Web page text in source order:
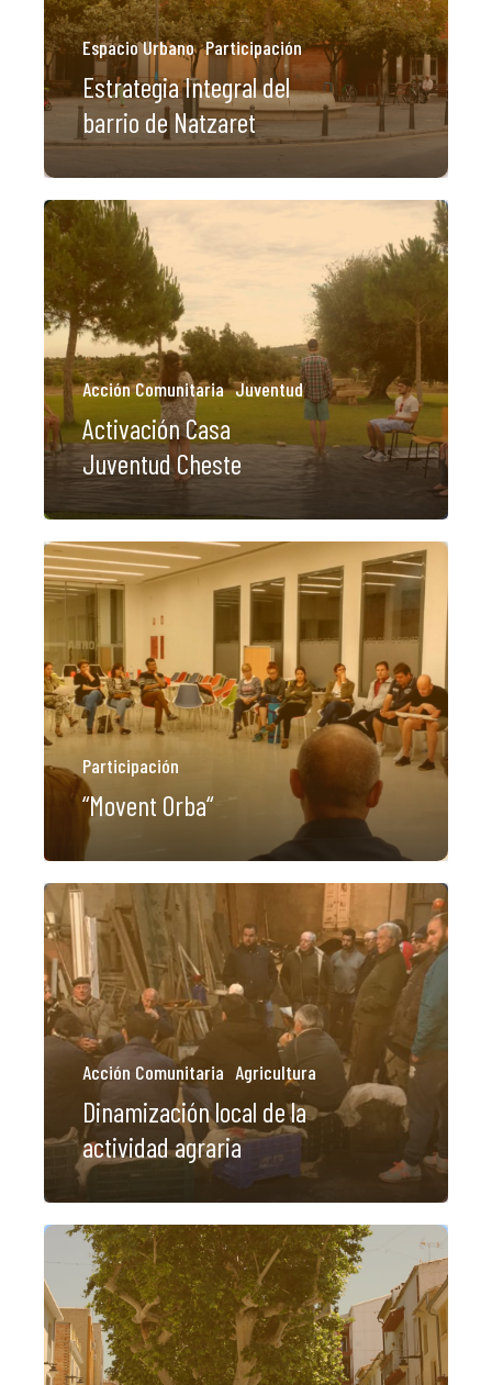
Espacio Urbano Participación
Estrategia Integral del
barrio de Natzaret
Acción Comunitaria Juventud
Activación Casa
Juventud Cheste
Participación
“Movent Orba“
Acción Comunitaria Agricultura
Dinamización local de la
actividad agraria